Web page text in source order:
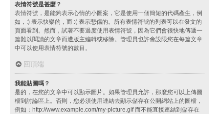
表情符號是甚麼？
表情符號，是能夠表示心情的小圖案，它是使用一個簡短的代碼產生，例
如，:) 表示快樂的，而 :( 表示悲傷的。所有表情符號的列表可以在發文的
頁面看到。然而，試著不要過度使用表情符號，因為它們會很快地傳遞一
篇難以閱讀的文章而遭版主編輯或移除。管理員也許會設限您在每篇文章
中可以使用表情符號的數目。
回頂端
我能貼圖嗎？
是的，在您的文章中可以顯示圖片。如果管理員允許，那麼您可以上傳圖
檔到討論區上。否則，您必須使用連結去顯示儲存在公開網站上的圖檔，
例如：http://www.example.com/my-picture.gif 而不能直接連結到儲存在